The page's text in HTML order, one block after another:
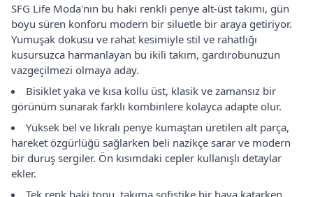
SFG Life Moda'nın bu haki renkli penye alt-üst takımı, gün
boyu süren konforu modern bir siluetle bir araya getiriyor.
Yumuşak dokusu ve rahat kesimiyle stil ve rahatlığı
kusursuzca harmanlayan bu ikili takım, gardırobunuzun
vazgeçilmezi olmaya aday.
Bisiklet yaka ve kısa kollu üst, klasik ve zamansız bir
görünüm sunarak farklı kombinlere kolayca adapte olur.
Yüksek bel ve likralı penye kumaştan üretilen alt parça,
hareket özgürlüğü sağlarken beli nazikçe sarar ve modern
bir duruş sergiler. Ön kısımdaki cepler kullanışlı detaylar
ekler.
Tek renk haki tonu, takıma sofistike bir hava katarken,